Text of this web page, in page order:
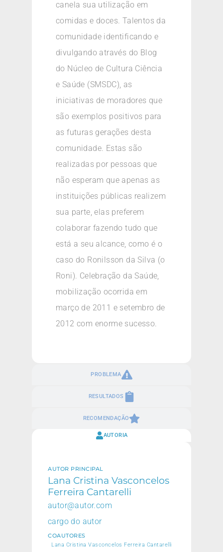
PROBLEMA
RESULTADOS
RECOMENDAÇÃO
canela sua utilização em
comidas e doces. Talentos da
comunidade identificando e
divulgando através do Blog
do Núcleo de Cultura Ciência
e Saúde (SMSDC), as
iniciativas de moradores que
são exemplos positivos para
as futuras gerações desta
comunidade. Estas são
realizadas por pessoas que
não esperam que apenas as
instituições públicas realizem
sua parte, elas preferem
colaborar fazendo tudo que
está a seu alcance, como é o
caso do Ronilsson da Silva (o
Roni). Celebração da Saúde,
mobilização ocorrida em
março de 2011 e setembro de
2012 com enorme sucesso.
AUTORIA
AUTOR PRINCIPAL
Lana Cristina Vasconcelos
Ferreira Cantarelli
autor@autor.com
cargo do autor
COAUTORES
Lana Cristina Vasconcelos Ferreira Cantarelli